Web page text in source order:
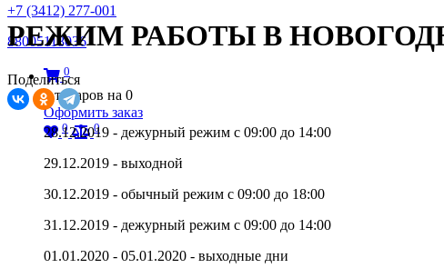
+7 (3412) 277-001
88005118036
0
0 товаров на 0
Оформить заказ
0 0
РЕЖИМ РАБОТЫ В
Поделиться
28.12.2019 - дежурный режим с 09:00 до 14:00
29.12.2019 - выходной
30.12.2019 - обычный режим с 09:00 до 18:00
31.12.2019 - дежурный режим с 09:00 до 14:00
01.01.2020 - 05.01.2020 - выходные дни